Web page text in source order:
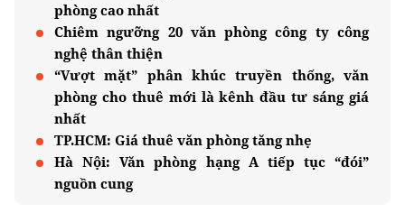
phòng cao nhất
Chiêm ngưỡng 20 văn phòng công ty công
nghệ thân thiện
“Vượt mặt” phân khúc truyền thống, văn
phòng cho thuê mới là kênh đầu tư sáng giá
nhất
TP.HCM: Giá thuê văn phòng tăng nhẹ
Hà Nội: Văn phòng hạng A tiếp tục “đói”
nguồn cung